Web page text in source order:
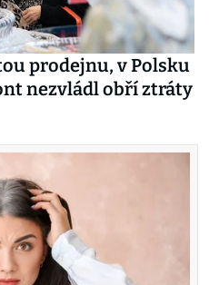
prodejnu, v Polsku
nezvládl obří ztráty